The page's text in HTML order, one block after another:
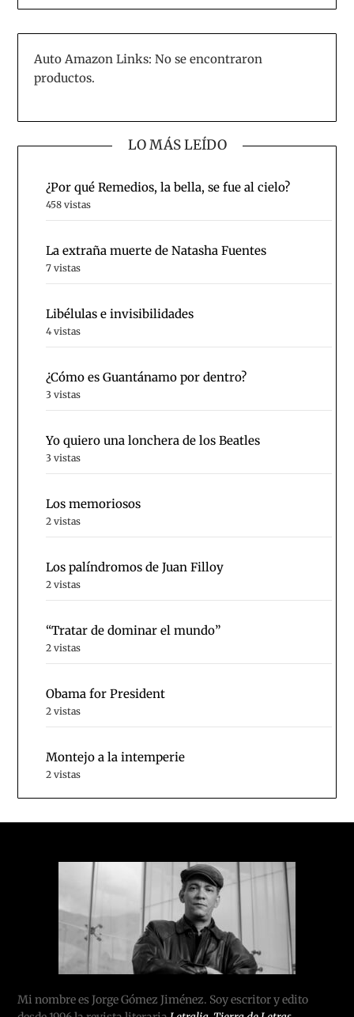
Auto Amazon Links: No se encontraron
productos.
LO MÁS LEÍDO
¿Por qué Remedios, la bella, se fue al cielo?
458 vistas
La extraña muerte de Natasha Fuentes
7 vistas
Libélulas e invisibilidades
4 vistas
¿Cómo es Guantánamo por dentro?
3 vistas
Yo quiero una lonchera de los Beatles
3 vistas
Los memoriosos
2 vistas
Los palíndromos de Juan Filloy
2 vistas
“Tratar de dominar el mundo”
2 vistas
Obama for President
2 vistas
Montejo a la intemperie
2 vistas
Mi nombre es Jorge Gómez Jiménez. Soy escritor y edito